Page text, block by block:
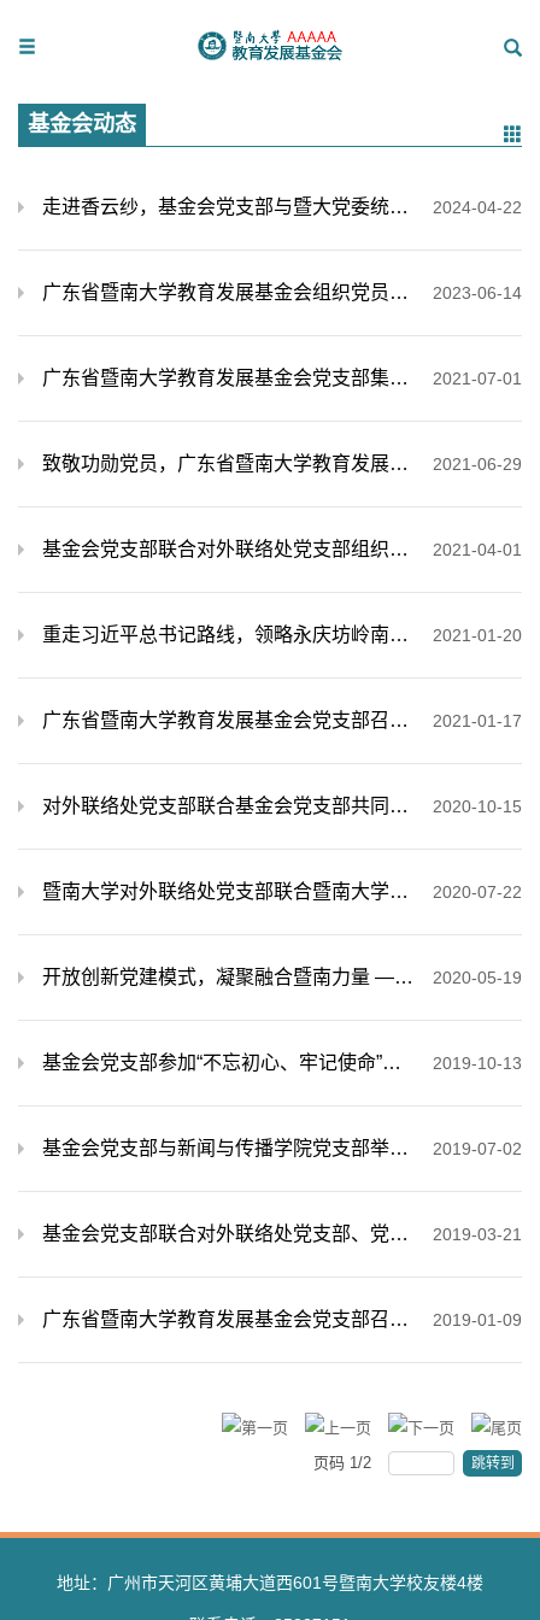
基金会动态
走进香云纱，基金会党支部与暨大党委统战部、对外联络处共同庆祝“三八”妇女节 2024-04-22
广东省暨南大学教育发展基金会组织党员参访深圳红树林生态公园和招商局历史博物馆 2023-06-14
广东省暨南大学教育发展基金会党支部集体观看庆祝中国共产党成立100周年大会 2021-07-01
致敬功勋党员，广东省暨南大学教育发展基金会党支部集中观看“七一勋章”颁授仪式 2021-06-29
基金会党支部联合对外联络处党支部组织开展集中党史专题学习 2021-04-01
重走习近平总书记路线，领略永庆坊岭南文化传承 2021-01-20
广东省暨南大学教育发展基金会党支部召开党员大会 2021-01-17
对外联络处党支部联合基金会党支部共同观看深圳经济特区建立40周年庆祝大会直播 2020-10-15
暨南大学对外联络处党支部联合暨南大学教育发展基金会党支部与生物岛公司党总支共建 2020-07-22
开放创新党建模式，凝聚融合暨南力量 —暨南战疫英雄面对面”直播活动 2020-05-19
基金会党支部参加“不忘初心、牢记使命”主题教育专题培训班(第一期） 2019-10-13
基金会党支部与新闻与传播学院党支部举办 共建活动——舆论博弈与意识形态交锋讲座 2019-07-02
基金会党支部联合对外联络处党支部、党政办党支部举办共建活动 2019-03-21
广东省暨南大学教育发展基金会党支部召开2018年度书记述职、组织生活会暨民主生活会 2019-01-09
页码 1/2 跳转到
地址：广州市天河区黄埔大道西601号暨南大学校友楼4楼